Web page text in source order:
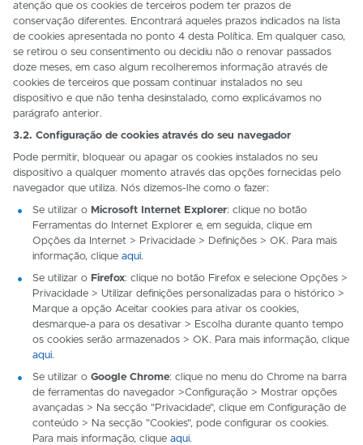
atenção que os cookies de terceiros podem ter prazos de
conservação diferentes. Encontrará aqueles prazos indicados na lista
de cookies apresentada no ponto 4 desta Política. Em qualquer caso,
se retirou o seu consentimento ou decidiu não o renovar passados
doze meses, em caso algum recolheremos informação através de
cookies de terceiros que possam continuar instalados no seu
dispositivo e que não tenha desinstalado, como explicávamos no
parágrafo anterior.
3.2. Configuração de cookies através do seu navegador
Pode permitir, bloquear ou apagar os cookies instalados no seu
dispositivo a qualquer momento através das opções fornecidas pelo
navegador que utiliza. Nós dizemos-lhe como o fazer:
Se utilizar o Microsoft Internet Explorer: clique no botão
Ferramentas do Internet Explorer e, em seguida, clique em
Opções da Internet > Privacidade > Definições > OK. Para mais
informação, clique aqui.
Se utilizar o Firefox: clique no botão Firefox e selecione Opções >
Privacidade > Utilizar definições personalizadas para o histórico >
Marque a opção Aceitar cookies para ativar os cookies,
desmarque-a para os desativar > Escolha durante quanto tempo
os cookies serão armazenados > OK. Para mais informação, clique
aqui.
Se utilizar o Google Chrome: clique no menu do Chrome na barra
de ferramentas do navegador >Configuração > Mostrar opções
avançadas > Na secção "Privacidade", clique em Configuração de
conteúdo > Na secção "Cookies", pode configurar os cookies.
Para mais informação, clique aqui.